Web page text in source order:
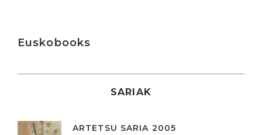
Euskobooks
SARIAK
ARTETSU SARIA 2005